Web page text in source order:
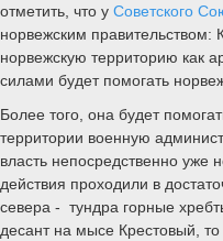
отметить, что у Советского
норвежским правительством:
норвежскую территорию как
силами будет помогать
Более того, она будет
территории военную
власть непосредственно уже
действия проходили в
севера - тундра горные
десант на мысе Крестовый,